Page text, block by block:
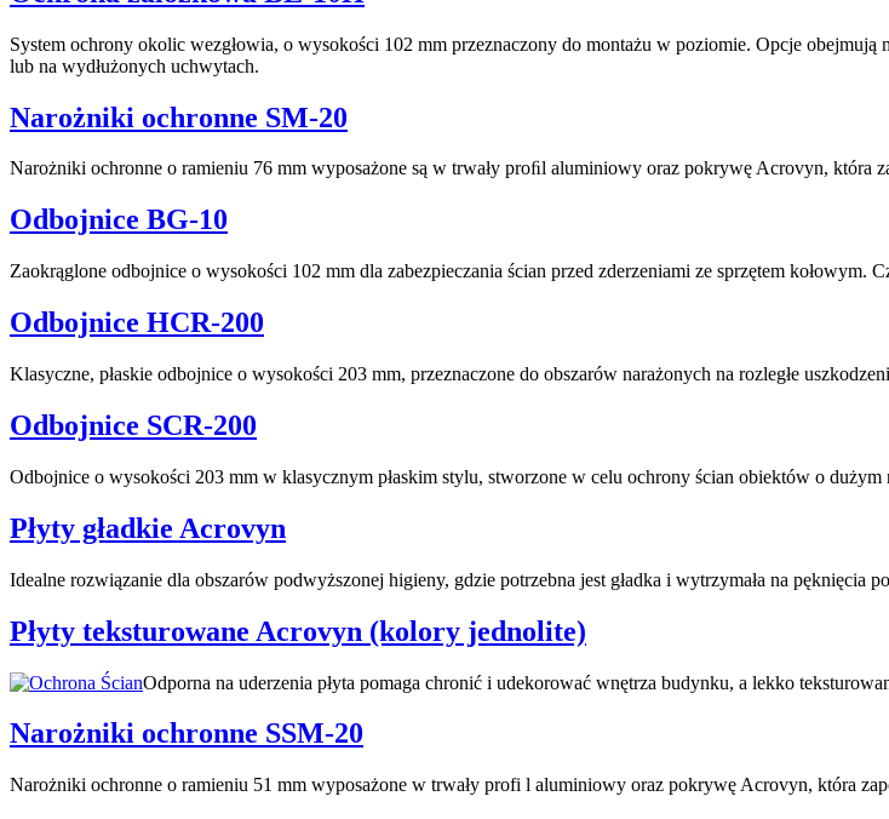
System ochrony okolic wezgłowia, o wysokości 102 mm przeznaczony do montażu w poziomie. Opcje
lub na wydłużonych uchwytach.
Narożniki ochronne SM-20
Narożniki ochronne o ramieniu 76 mm wyposażone są w trwały proﬁl aluminiowy oraz pokrywę Acrovyn, która
Odbojnice BG-10
Zaokrąglone odbojnice o wysokości 102 mm dla zabezpieczania ścian przed zderzeniami ze sprzętem
Odbojnice HCR-200
Klasyczne, płaskie odbojnice o wysokości 203 mm, przeznaczone do obszarów narażonych na rozległe
Odbojnice SCR-200
Odbojnice o wysokości 203 mm w klasycznym płaskim stylu, stworzone w celu ochrony ścian obiektów o dużym
Płyty gładkie Acrovyn
Idealne rozwiązanie dla obszarów podwyższonej higieny, gdzie potrzebna jest gładka i wytrzymała na
Płyty teksturowane Acrovyn (kolory jednolite)
Odporna na uderzenia płyta pomaga chronić i udekorować wnętrza budynku, a lekko
Narożniki ochronne SSM-20
Narożniki ochronne o ramieniu 51 mm wyposażone w trwały profi l aluminiowy oraz pokrywę Acrovyn, która